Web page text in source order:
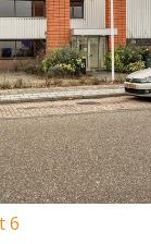
entree
zich thans
jaar.
6